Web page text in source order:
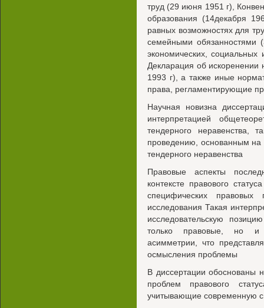
труд (29 июня 1951 г),
образования (14декабря
равных возможностях для
семейными обязанностями
экономических,
Декларация об
1993 г), а также иные
права, регламентирующие
Научная новизна
интерпретацией
тендерного неравенства,
проведению, основанным на
тендерного неравенства
Правовые аспекты
контексте правового
специфических
исследования Такая
исследовательскую
только правовые, но и
асимметрии, что
осмысления проблемы
В диссертации обоснованы
проблем правового
учитывающие современную